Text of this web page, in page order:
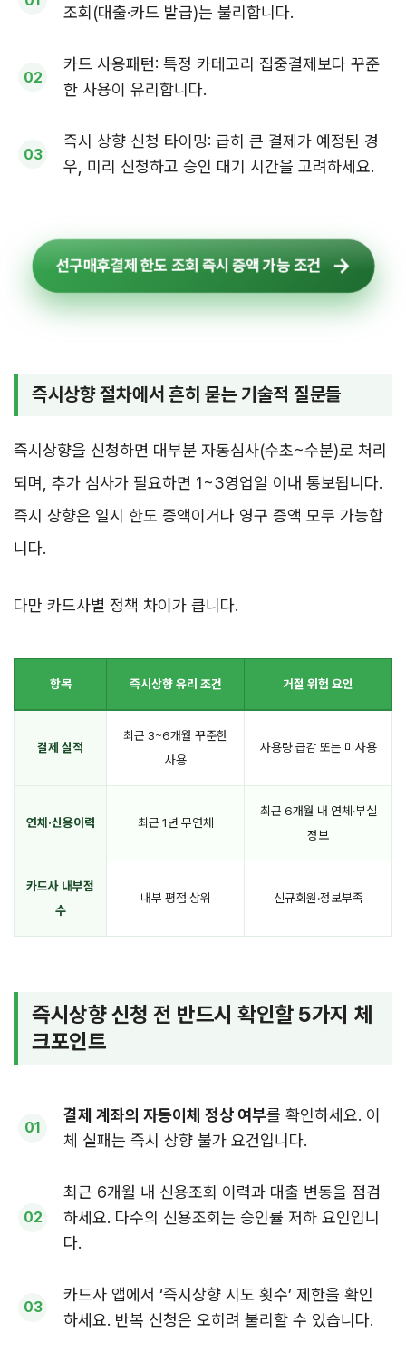
조회(대출·카드 발급)는 불리합니다.
카드 사용패턴: 특정 카테고리 집중결제보다 꾸준
한 사용이 유리합니다.
즉시 상향 신청 타이밍: 급히 큰 결제가 예정된 경
우, 미리 신청하고 승인 대기 시간을 고려하세요.
선구매후결제 한도 조회 즉시 증액 가능 조건
즉시상향 절차에서 흔히 묻는 기술적 질문들
즉시상향을 신청하면 대부분 자동심사(수초~수분)로 처리
되며, 추가 심사가 필요하면 1~3영업일 이내 통보됩니다.
즉시 상향은 일시 한도 증액이거나 영구 증액 모두 가능합
니다.
다만 카드사별 정책 차이가 큽니다.
항목 즉시상향 유리 조건 거절 위험 요인
결제 실적
최근 3~6개월 꾸준한
사용
사용량 급감 또는 미사용
연체·신용이력 최근 1년 무연체
최근 6개월 내 연체·부실
정보
카드사 내부점
수
내부 평점 상위 신규회원·정보부족
즉시상향 신청 전 반드시 확인할 5가지 체
크포인트
결제 계좌의 자동이체 정상 여부를 확인하세요. 이
체 실패는 즉시 상향 불가 요건입니다.
최근 6개월 내 신용조회 이력과 대출 변동을 점검
하세요. 다수의 신용조회는 승인률 저하 요인입니
다.
카드사 앱에서 ‘즉시상향 시도 횟수’ 제한을 확인
하세요. 반복 신청은 오히려 불리할 수 있습니다.